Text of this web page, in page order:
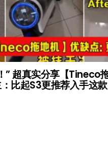
” 超真实分享【Tineco
比起S3更推荐入手这款